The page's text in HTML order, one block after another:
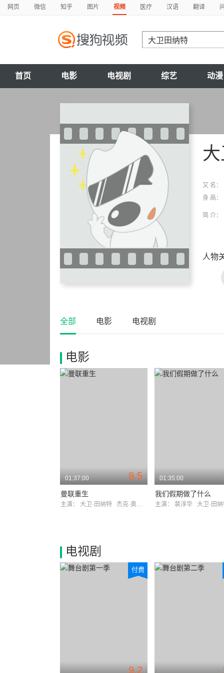
网页 微信 知乎 图片 视频 医疗 汉语 翻译
首页 电影 电视剧 综艺 动漫
又 名：
身 高：
简 介：
人物
全部 电影 电视剧
电影
8.5
01:37:00
曼联重生
主演： 大卫·田纳特 杰克·奥康奈尔
01:35:00
我们假期做了什么
主演： 裴淳华 大卫·田
电视剧
9.2
付费